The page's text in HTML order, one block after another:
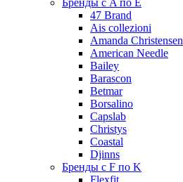
Бренды с A по E
47 Brand
Ais collezioni
Amanda Christensen
American Needle
Bailey
Barascon
Betmar
Borsalino
Capslab
Christys
Coastal
Djinns
Бренды с F по K
Flexfit